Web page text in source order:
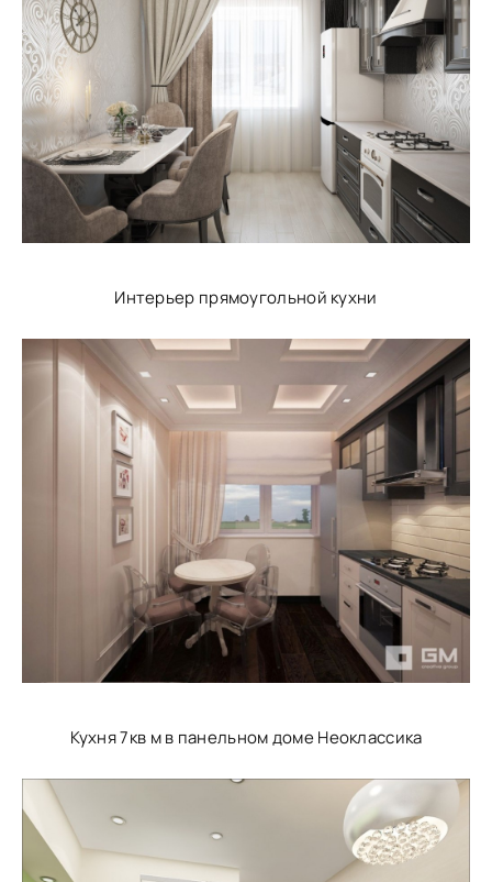
Интерьер прямоугольной кухни
Кухня 7кв м в панельном доме Неоклассика